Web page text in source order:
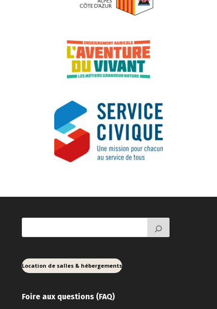
Location de salles & hébergements
Foire aux questions (FAQ)